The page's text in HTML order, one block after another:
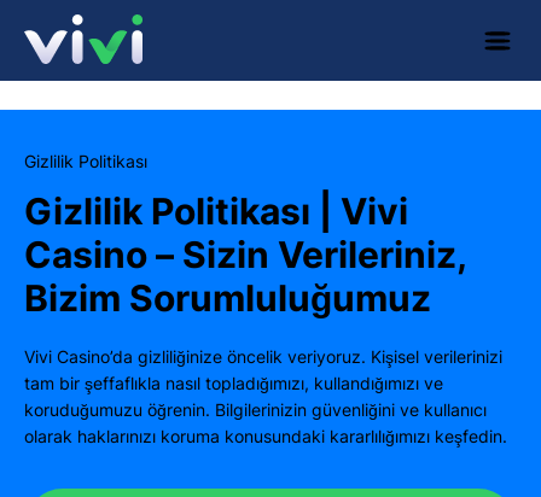
Gizlilik Politikası
Gizlilik Politikası | Vivi
Casino – Sizin Verileriniz,
Bizim Sorumluluğumuz
Vivi Casino’da gizliliğinize öncelik veriyoruz. Kişisel verilerinizi
tam bir şeffaflıkla nasıl topladığımızı, kullandığımızı ve
koruduğumuzu öğrenin. Bilgilerinizin güvenliğini ve kullanıcı
olarak haklarınızı koruma konusundaki kararlılığımızı keşfedin.